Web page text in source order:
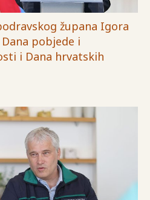
župana Igora
pobjede i
i Dana hrvatskih